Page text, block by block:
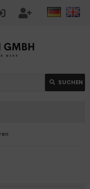
SUCHEN